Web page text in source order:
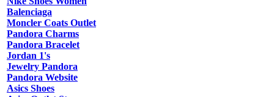
Balenciaga
Moncler Coats Outlet
Pandora Charms
Pandora Bracelet
Jordan 1's
Jewelry Pandora
Pandora Website
Asics Shoes